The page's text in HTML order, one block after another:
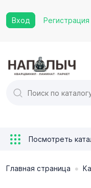
Вход Регистрация
Посмотреть
Главная страница •